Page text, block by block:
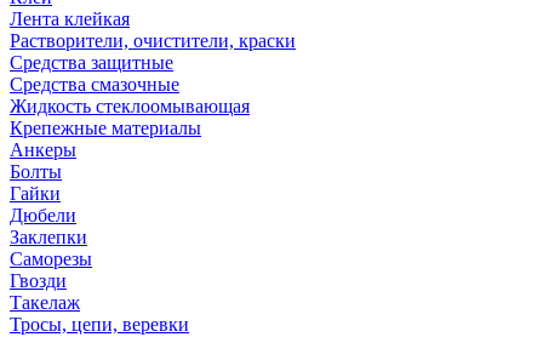
Лента клейкая
Растворители, очистители, краски
Средства защитные
Средства смазочные
Жидкость стеклоомывающая
Крепежные материалы
Анкеры
Болты
Гайки
Дюбели
Заклепки
Саморезы
Гвозди
Такелаж
Тросы, цепи, веревки